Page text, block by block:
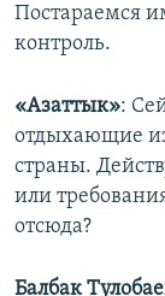
Постараемся
контроль.
«Азаттык»:
отдыхающие
страны.
или
отсюда?
Балбак